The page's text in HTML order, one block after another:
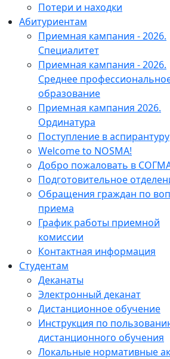
Потери и находки
Абитуриентам
Приемная кампания - 2026.
Специалитет
Приемная кампания - 2026.
Среднее
образование
Приемная кампания 2026.
Ординатура
Поступление в аспирантуру
Welcome to NOSMA!
Добро пожаловать в
Подготовительное
Обращения граждан по
приема
График работы приемной
комиссии
Контактная информация
Студентам
Деканаты
Электронный деканат
Дистанционное обучение
Инструкция по
дистанционного обучения
Локальные нормативные